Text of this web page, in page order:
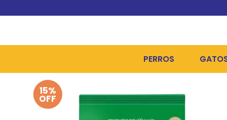
PERROS
ALIMENTOS SECOS
ALIMENTOS HÚMEDOS Y
15%
OFF